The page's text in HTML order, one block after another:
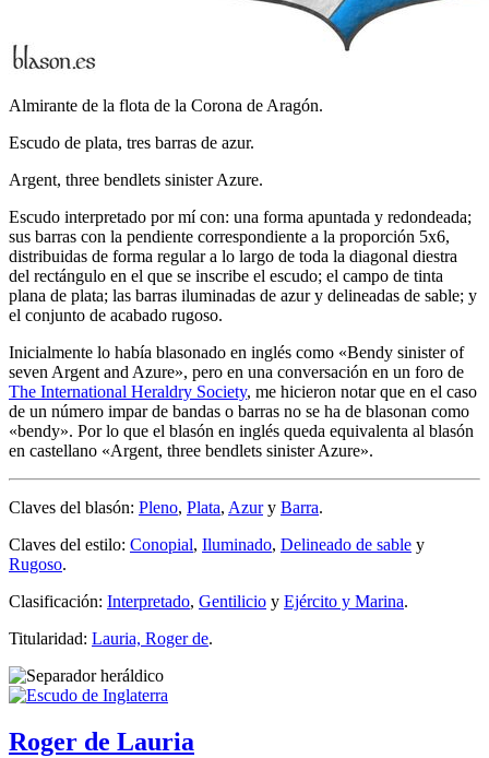
Almirante de la flota de la Corona de Aragón.
Escudo de plata, tres barras de azur.
Argent, three bendlets sinister Azure.
Escudo interpretado por mí con: una forma apuntada y redondeada;
sus barras con la pendiente correspondiente a la proporción 5x6,
distribuidas de forma regular a lo largo de toda la diagonal diestra
del rectángulo en el que se inscribe el escudo; el campo de tinta
plana de plata; las barras iluminadas de azur y delineadas de sable; y
el conjunto de acabado rugoso.
Inicialmente lo había blasonado en inglés como «Bendy sinister of
seven Argent and Azure», pero en una conversación en un foro de
The International Heraldry Society, me hicieron notar que en el caso
de un número impar de bandas o barras no se ha de blasonan como
«bendy». Por lo que el blasón en inglés queda equivalenta al blasón
en castellano «Argent, three bendlets sinister Azure».
Claves del blasón: Pleno, Plata, Azury Barra.
Claves del estilo: Conopial, Iluminado, Delineado de sable y
Rugoso.
Clasificación: Interpretado, Gentilicio y Ejército y Marina.
Titularidad: Lauria, Roger de.
Roger de Lauria